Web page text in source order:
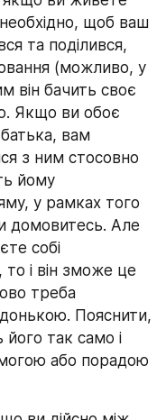
щоб ваш
та поділився,
(можливо, у
він бачить своє
Якщо ви обоє
вам
з ним стосовно
йому
у рамках того
домовитесь. Але
собі
і він зможе це
треба
донькою. Пояснити,
так само і
або порадою